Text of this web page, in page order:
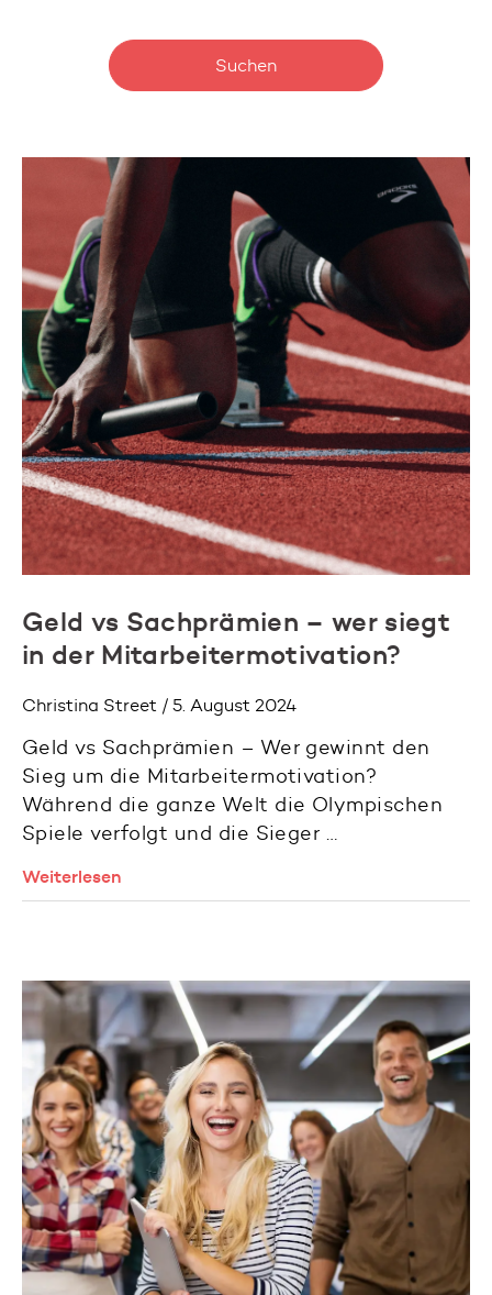
Geld vs Sachprämien – wer siegt
in der Mitarbeitermotivation?
Christina Street / 5. August 2024
Geld vs Sachprämien – Wer gewinnt den
Sieg um die Mitarbeitermotivation?
Während die ganze Welt die Olympischen
Spiele verfolgt und die Sieger …
Weiterlesen